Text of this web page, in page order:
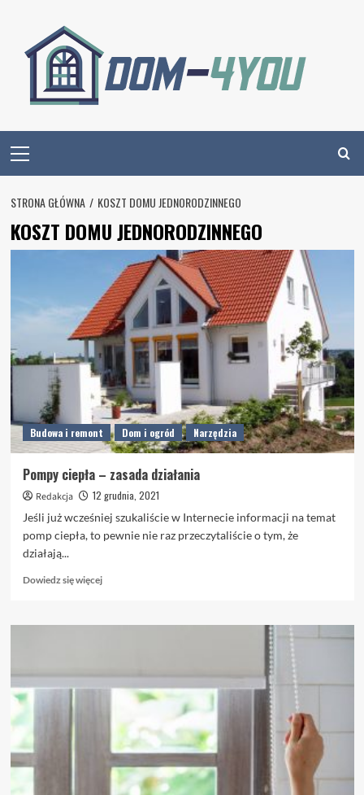
content
Menu
STRONA GŁÓWNA KOSZT DOMU JEDNORODZINNEGO
KOSZT DOMU JEDNORODZINNEGO
Budowa i remont Dom i ogród Narzędzia
Pompy ciepła – zasada działania
Redakcja
12 grudnia, 2021
Jeśli już wcześniej szukaliście w Internecie informacji na temat
pomp ciepła, to pewnie nie raz przeczytaliście o tym, że
działają...
Dowiedz się więcejDowiedz
o
zasada
działania